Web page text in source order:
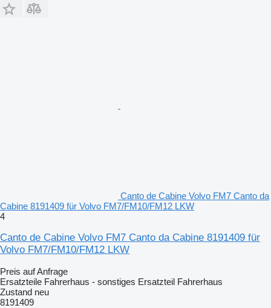
Canto de Cabine Volvo FM7 Canto da
Cabine 8191409 für Volvo FM7/FM10/FM12 LKW
4
Canto de Cabine Volvo FM7 Canto da Cabine 8191409 für
Volvo FM7/FM10/FM12 LKW
Preis auf Anfrage
Ersatzteile Fahrerhaus - sonstiges Ersatzteil Fahrerhaus
Zustand neu
8191409